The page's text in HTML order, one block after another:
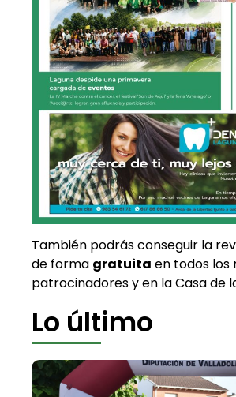
También podrás conseguir la
de forma gratuita en todos los
patrocinadores y en la Casa de
Lo último